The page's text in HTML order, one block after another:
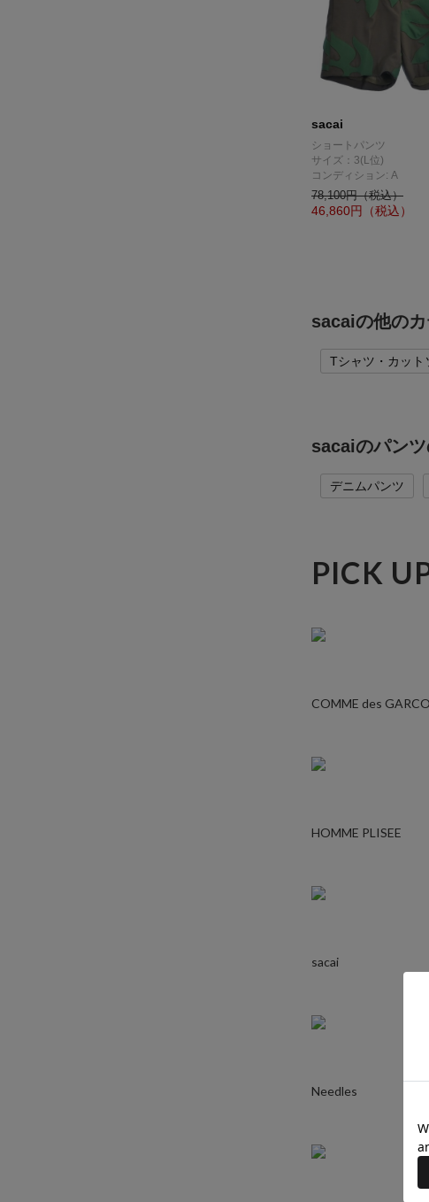
sacai
ショートパンツ
サイズ：3(L位)
コンディション: A
78,100円（税込）
46,860円（税込）
sacaiの他の
Tシャツ・カット
sacaiのパン
デニムパンツ
PICK
COMME des
HOMME PLISEE
sacai
Needles